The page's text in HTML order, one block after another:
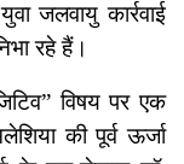
जलवायु कार्रवाई
रहे हैं।
विषय पर एक
की पूर्व ऊर्जा